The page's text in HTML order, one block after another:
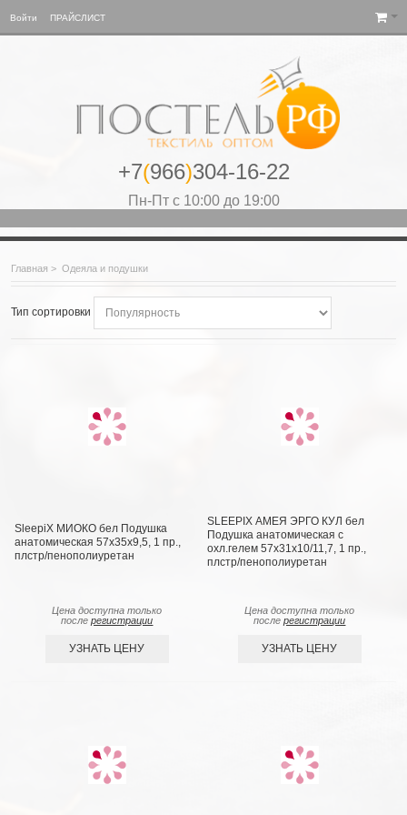
Войти ПРАЙСЛИСТ
+7(966)304-16-22
Пн-Пт с 10:00 до 19:00
Главная > Одеяла и подушки
Тип сортировки
SleepiX МИОКО бел Подушка
анатомическая 57х35х9,5, 1 пр.,
плстр/пенополиуретан
Цена доступна только
послерегистрации
УЗНАТЬ ЦЕНУ
SLEEPIX АМЕЯ ЭРГО КУЛ бел
Подушка анатомическая с
охл.гелем 57х31х10/11,7, 1 пр.,
плстр/пенополиуретан
Цена доступна только
послерегистрации
УЗНАТЬ ЦЕНУ